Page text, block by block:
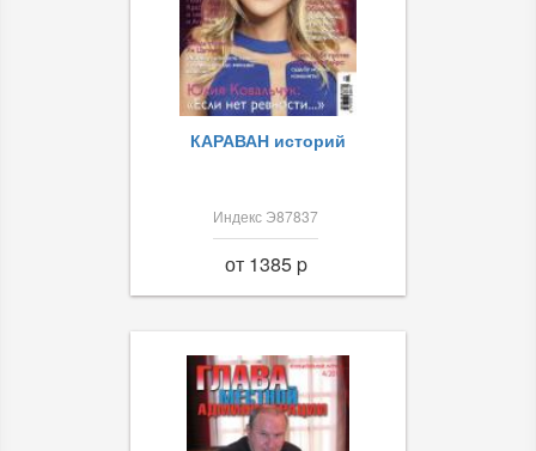
КАРАВАН историй
Индекс Э87837
от 1385 p